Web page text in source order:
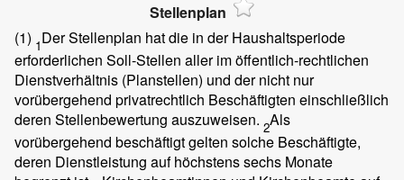
Stellenplan
(1) 1Der Stellenplan hat die in der Haushaltsperiode
erforderlichen Soll-Stellen aller im öffentlich-rechtlichen
Dienstverhältnis (Planstellen) und der nicht nur
vorübergehend privatrechtlich Beschäftigten einschließlich
deren Stellenbewertung auszuweisen. 2Als
vorübergehend beschäftigt gelten solche Beschäftigte,
deren Dienstleistung auf höchstens sechs Monate